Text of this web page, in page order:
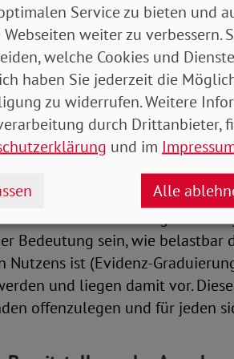
zum Evidenzniveau
Transparenzgründen sollten
im Verzeichnis
Bewertungsentscheidung
Nachweises eines
müssen in dem
das BfArM bewertet wird.
DiPA für die
Bedeutung sein, wie belastbar
Nutzens ist (Evidenz-
und liegen damit vor.
offenzulegen und für jeden
Service zu bieten und
Webseiten weiter zu verbessern.
welche Cookies und
haben Sie jederzeit die
zu widerrufen. Weitere
durch Drittanbieter,
und im
Alle